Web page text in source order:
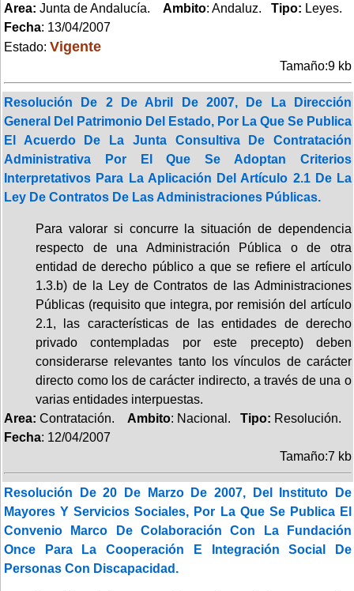
Area: Junta de Andalucía. Ambito: Andaluz. Tipo: Leyes.
Fecha: 13/04/2007
Estado: Vigente
Tamaño:9 kb
Resolución De 2 De Abril De 2007, De La Dirección
General Del Patrimonio Del Estado, Por La Que Se Publica
El Acuerdo De La Junta Consultiva De Contratación
Administrativa Por El Que Se Adoptan Criterios
Interpretativos Para La Aplicación Del Artículo 2.1 De La
Ley De Contratos De Las Administraciones Públicas.
Para valorar si concurre la situación de dependencia
respecto de una Administración Pública o de otra
entidad de derecho público a que se refiere el artículo
1.3.b) de la Ley de Contratos de las Administraciones
Públicas (requisito que integra, por remisión del artículo
2.1, las características de las entidades de derecho
privado contempladas por este precepto) deben
considerarse relevantes tanto los vínculos de carácter
directo como los de carácter indirecto, a través de una o
varias entidades interpuestas.
Area: Contratación. Ambito: Nacional. Tipo: Resolución.
Fecha: 12/04/2007
Tamaño:7 kb
Resolución De 20 De Marzo De 2007, Del Instituto De
Mayores Y Servicios Sociales, Por La Que Se Publica El
Convenio Marco De Colaboración Con La Fundación
Once Para La Cooperación E Integración Social De
Personas Con Discapacidad.